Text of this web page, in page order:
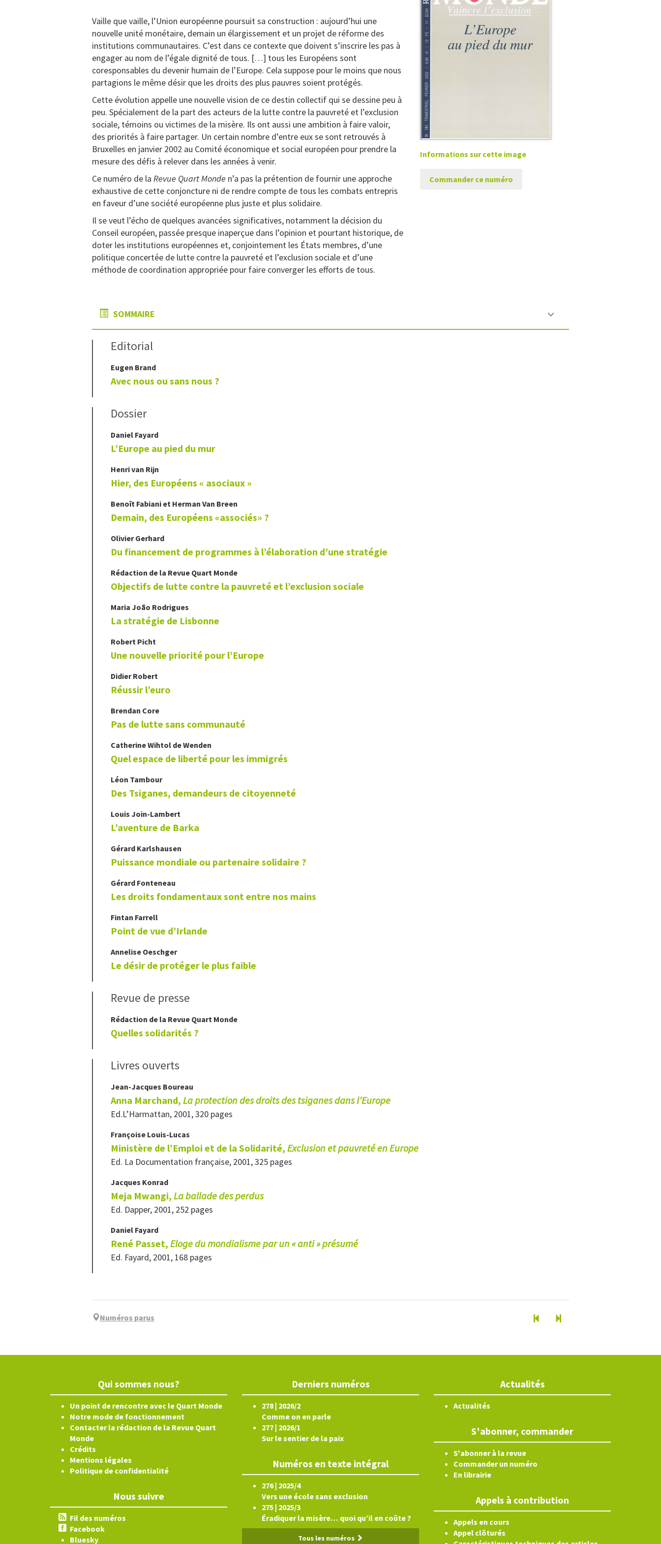
Vaille que vaille, l’Union européenne poursuit sa construction : aujourd’hui une
nouvelle unité monétaire, demain un élargissement et un projet de réforme des
institutions communautaires. C’est dans ce contexte que doivent s’inscrire les pas à
engager au nom de l’égale dignité de tous. […] tous les Européens sont
coresponsables du devenir humain de l’Europe. Cela suppose pour le moins que nous
partagions le même désir que les droits des plus pauvres soient protégés.
Cette évolution appelle une nouvelle vision de ce destin collectif qui se dessine peu à
peu. Spécialement de la part des acteurs de la lutte contre la pauvreté et l’exclusion
sociale, témoins ou victimes de la misère. Ils ont aussi une ambition à faire valoir,
des priorités à faire partager. Un certain nombre d’entre eux se sont retrouvés à
Bruxelles en janvier 2002 au Comité économique et social européen pour prendre la
mesure des défis à relever dans les années à venir.
Ce numéro de la Revue Quart Monde n’a pas la prétention de fournir une approche
exhaustive de cette conjoncture ni de rendre compte de tous les combats entrepris
en faveur d’une société européenne plus juste et plus solidaire.
Il se veut l’écho de quelques avancées significatives, notamment la décision du
Conseil européen, passée presque inaperçue dans l’opinion et pourtant historique, de
doter les institutions européennes et, conjointement les États membres, d’une
politique concertée de lutte contre la pauvreté et l’exclusion sociale et d’une
méthode de coordination appropriée pour faire converger les efforts de tous.
Informations sur cette image
Commander ce numéro
SOMMAIRE
Editorial
Eugen Brand
Avec nous ou sans nous ?
Dossier
Daniel Fayard
L’Europe au pied du mur
Henri van Rijn
Hier, des Européens « asociaux »
Benoît Fabiani et Herman Van Breen
Demain, des Européens «associés» ?
OlivierGerhard
Du financement de programmes à l’élaboration d’une stratégie
Rédaction de la Revue Quart Monde
Objectifs de lutte contre la pauvreté et l’exclusion sociale
Maria João Rodrigues
La stratégie de Lisbonne
Robert Picht
Une nouvelle priorité pour l’Europe
DidierRobert
Réussir l’euro
Brendan Core
Pas de lutte sans communauté
Catherine Wihtol deWenden
Quel espace de liberté pour les immigrés
Léon Tambour
Des Tsiganes, demandeurs de citoyenneté
Louis Join-Lambert
L’aventure de Barka
Gérard Karlshausen
Puissance mondiale ou partenaire solidaire ?
Gérard Fonteneau
Les droits fondamentaux sont entre nos mains
Fintan Farrell
Point de vue d’Irlande
Annelise Oeschger
Le désir de protéger le plus faible
Revue de presse
Rédaction de la Revue Quart Monde
Quelles solidarités ?
Livres ouverts
Jean-Jacques Boureau
Anna Marchand, La protection des droits des tsiganes dans l’Europe
Ed.L’Harmattan, 2001, 320 pages
Françoise Louis-Lucas
Ministère de l’Emploi et de la Solidarité, Exclusion et pauvreté en Europe
Ed. La Documentation française, 2001, 325 pages
Jacques Konrad
Meja Mwangi, La ballade des perdus
Ed. Dapper, 2001, 252 pages
Daniel Fayard
René Passet, Eloge du mondialisme par un « anti » présumé
Ed. Fayard, 2001, 168 pages
Numéros parus
Qui sommes nous?
Un point de rencontre avec le Quart Monde
Notre mode de fonctionnement
Contacter la rédaction de la Revue Quart
Monde
Crédits
Mentions légales
Politique de confidentialité
Nous suivre
Fil des numéros
Facebook
Bluesky
Derniers numéros
278 | 2026/2
Comme on en parle
277 | 2026/1
Sur le sentier de la paix
Numéros en texte intégral
276 | 2025/4
Vers une école sans exclusion
275 | 2025/3
Éradiquer la misère… quoi qu’il en coûte ?
Tous les numéros
Actualités
Actualités
S'abonner, commander
S'abonner à la revue
Commander un numéro
En librairie
Appels à contribution
Appels en cours
Appel clôturés